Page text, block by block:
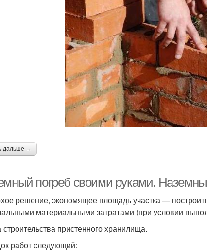
дальше →
погреб своими руками.
решение, экономящее площадь участка —
материальными затратами (при условии
пристенного хранилища.
работ следующий: